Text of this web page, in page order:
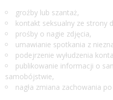
groźby lub szantaż,
kontakt seksualny ze strony
prośby o nagie zdjęcia,
umawianie spotkania z
podejrzenie wyłudzenia
publikowanie informacji o
samobójstwie,
nagła zmiana zachowania